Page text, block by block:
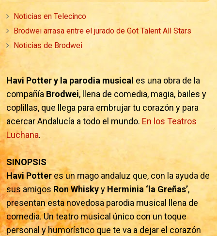
Noticias en Telecinco
Brodwei arrasa entre el jurado de Got Talent All Stars
Noticias de Brodwei
Havi Potter y la parodia musical es una obra de la
compañía Brodwei, llena de comedia, magia, bailes y
coplillas, que llega para embrujar tu corazón y para
acercar Andalucía a todo el mundo. En los Teatros
Luchana.
SINOPSIS
Havi Potter es un mago andaluz que, con la ayuda de
sus amigosRon WhiskyyHerminia ‘la Greñas’,
presentan esta novedosa parodia musical llena de
comedia. Un teatro musical único con un toque
personal y humorístico que te va a dejar el corazón